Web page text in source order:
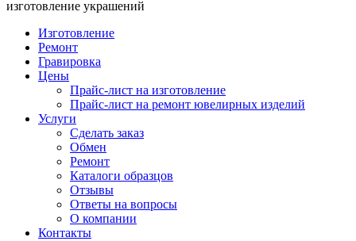
изготовление украшений
Изготовление
Ремонт
Гравировка
Цены
Прайс-лист на изготовление
Прайс-лист на ремонт ювелирных изделий
Услуги
Сделать заказ
Обмен
Ремонт
Каталоги образцов
Отзывы
Ответы на вопросы
О компании
Контакты